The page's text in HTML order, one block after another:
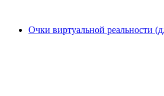
Очки виртуальной реальности